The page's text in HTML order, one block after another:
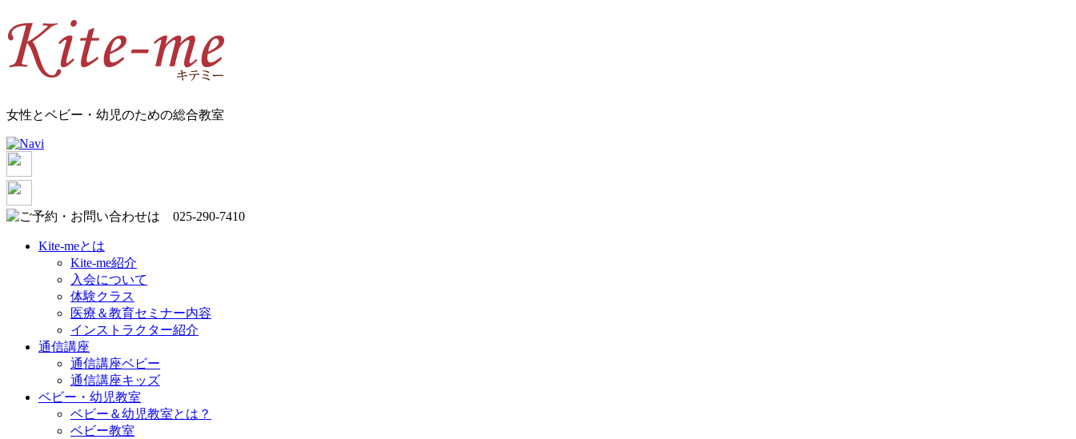
女性とベビー・幼児のための総合教室
Kite-meとは
Kite-me紹介
入会について
体験クラス
医療＆教育セミナー内容
インストラクター紹介
通信講座
通信講座ベビー
通信講座キッズ
ベビー・幼児教室
ベビー＆幼児教室とは？
ベビー教室